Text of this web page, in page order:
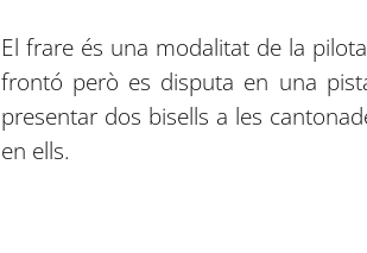
El frare és una modalitat de la
frontó però es disputa en una
presentar dos bisells a les
en ells.